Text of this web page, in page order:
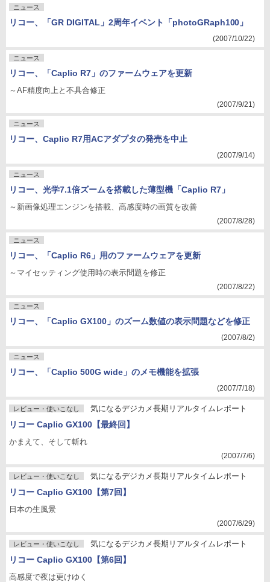
ニュース
リコー、「GR DIGITAL」2周年イベント「photoGRaph100」
(2007/10/22)
ニュース
リコー、「Caplio R7」のファームウェアを更新
～AF精度向上と不具合修正
(2007/9/21)
ニュース
リコー、Caplio R7用ACアダプタの発売を中止
(2007/9/14)
ニュース
リコー、光学7.1倍ズームを搭載した薄型機「Caplio R7」
～新画像処理エンジンを搭載、高感度時の画質を改善
(2007/8/28)
ニュース
リコー、「Caplio R6」用のファームウェアを更新
～マイセッティング使用時の表示問題を修正
(2007/8/22)
ニュース
リコー、「Caplio GX100」のズーム数値の表示問題などを修正
(2007/8/2)
ニュース
リコー、「Caplio 500G wide」のメモ機能を拡張
(2007/7/18)
レビュー・使いこなし 気になるデジカメ長期リアルタイムレポート
リコー Caplio GX100【最終回】
かまえて、そして斬れ
(2007/7/6)
レビュー・使いこなし 気になるデジカメ長期リアルタイムレポート
リコー Caplio GX100【第7回】
日本の生風景
(2007/6/29)
レビュー・使いこなし 気になるデジカメ長期リアルタイムレポート
リコー Caplio GX100【第6回】
高感度で夜は更けゆく